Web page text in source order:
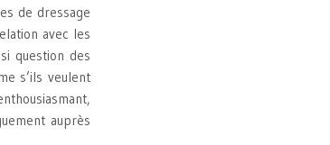
de dressage
avec les
question des
s’ils veulent
auprès